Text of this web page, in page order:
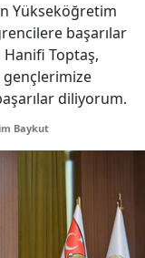
Yükseköğretim
başarılar
Hanifi Toptaş,
gençlerimize
diliyorum.
Baykut